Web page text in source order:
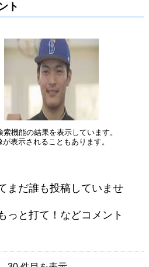
ト
機能の結果を表示しています。
表示されることもあります。
まだ誰も投稿していませ
っと打て！などコメント